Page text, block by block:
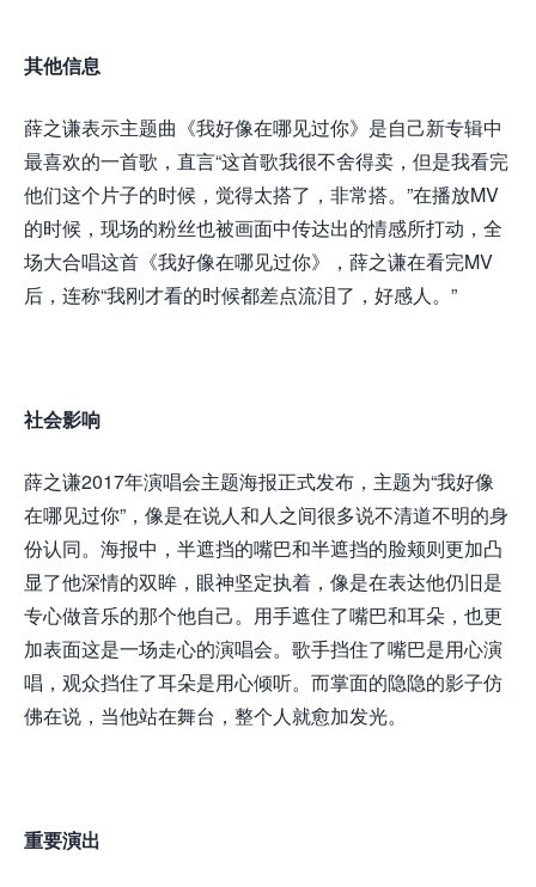
其他信息
薛之谦表示主题曲《我好像在哪见过你》是自己新专辑中
最喜欢的一首歌，直言“这首歌我很不舍得卖，但是我看完
他们这个片子的时候，觉得太搭了，非常搭。”在播放MV
的时候，现场的粉丝也被画面中传达出的情感所打动，全
场大合唱这首《我好像在哪见过你》，薛之谦在看完MV
后，连称“我刚才看的时候都差点流泪了，好感人。”
社会影响
薛之谦2017年演唱会主题海报正式发布，主题为“我好像
在哪见过你”，像是在说人和人之间很多说不清道不明的身
份认同。海报中，半遮挡的嘴巴和半遮挡的脸颊则更加凸
显了他深情的双眸，眼神坚定执着，像是在表达他仍旧是
专心做音乐的那个他自己。用手遮住了嘴巴和耳朵，也更
加表面这是一场走心的演唱会。歌手挡住了嘴巴是用心演
唱，观众挡住了耳朵是用心倾听。而掌面的隐隐的影子仿
佛在说，当他站在舞台，整个人就愈加发光。
重要演出